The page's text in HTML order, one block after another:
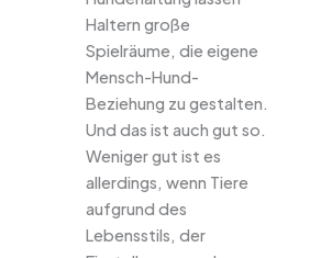
Haltern große
Spielräume, die eigene
Mensch-Hund-
Beziehung zu gestalten.
Und das ist auch gut so.
Weniger gut ist es
allerdings, wenn Tiere
aufgrund des
Lebensstils, der